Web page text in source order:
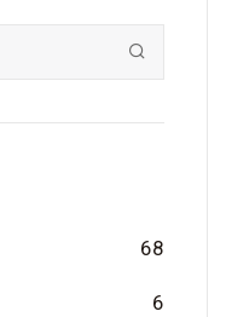
68
6